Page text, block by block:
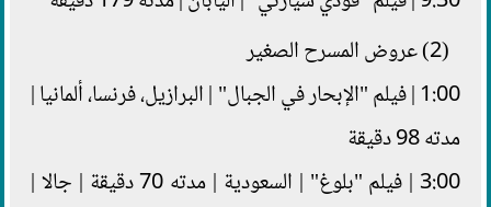
(2) عروض المسرح الصغير
1:00 | فيلم "الإبحار في الجبال" | البرازيل، فرنسا، ألمانيا |
مدته 98 دقيقة
3:00 | فيلم "بلوغ" | السعودية | مدته 70 دقيقة | جالا |